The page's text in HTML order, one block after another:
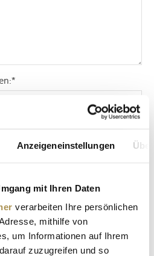
Anzeigeneinstellungen
mit Ihren Daten
verarbeiten Ihre persönlichen
mithilfe von
um Informationen auf Ihrem
zuzugreifen und so
*